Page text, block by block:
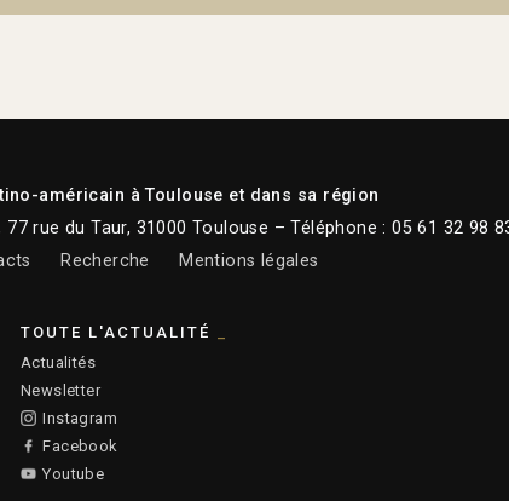
américain à Toulouse et dans sa région
77 rue du Taur, 31000 Toulouse – Téléphone : 05 61 32 98
Recherche Mentions légales
TOUTE L'ACTUALITÉ
Actualités
Newsletter
Instagram
Facebook
Youtube